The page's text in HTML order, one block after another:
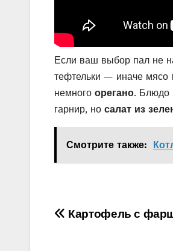
Если ваш выбор пал не
тефтельки — иначе мясо
немного орегано. Блюдо
гарнир, но салат из
Смотрите также:
Навигация
Картофель с